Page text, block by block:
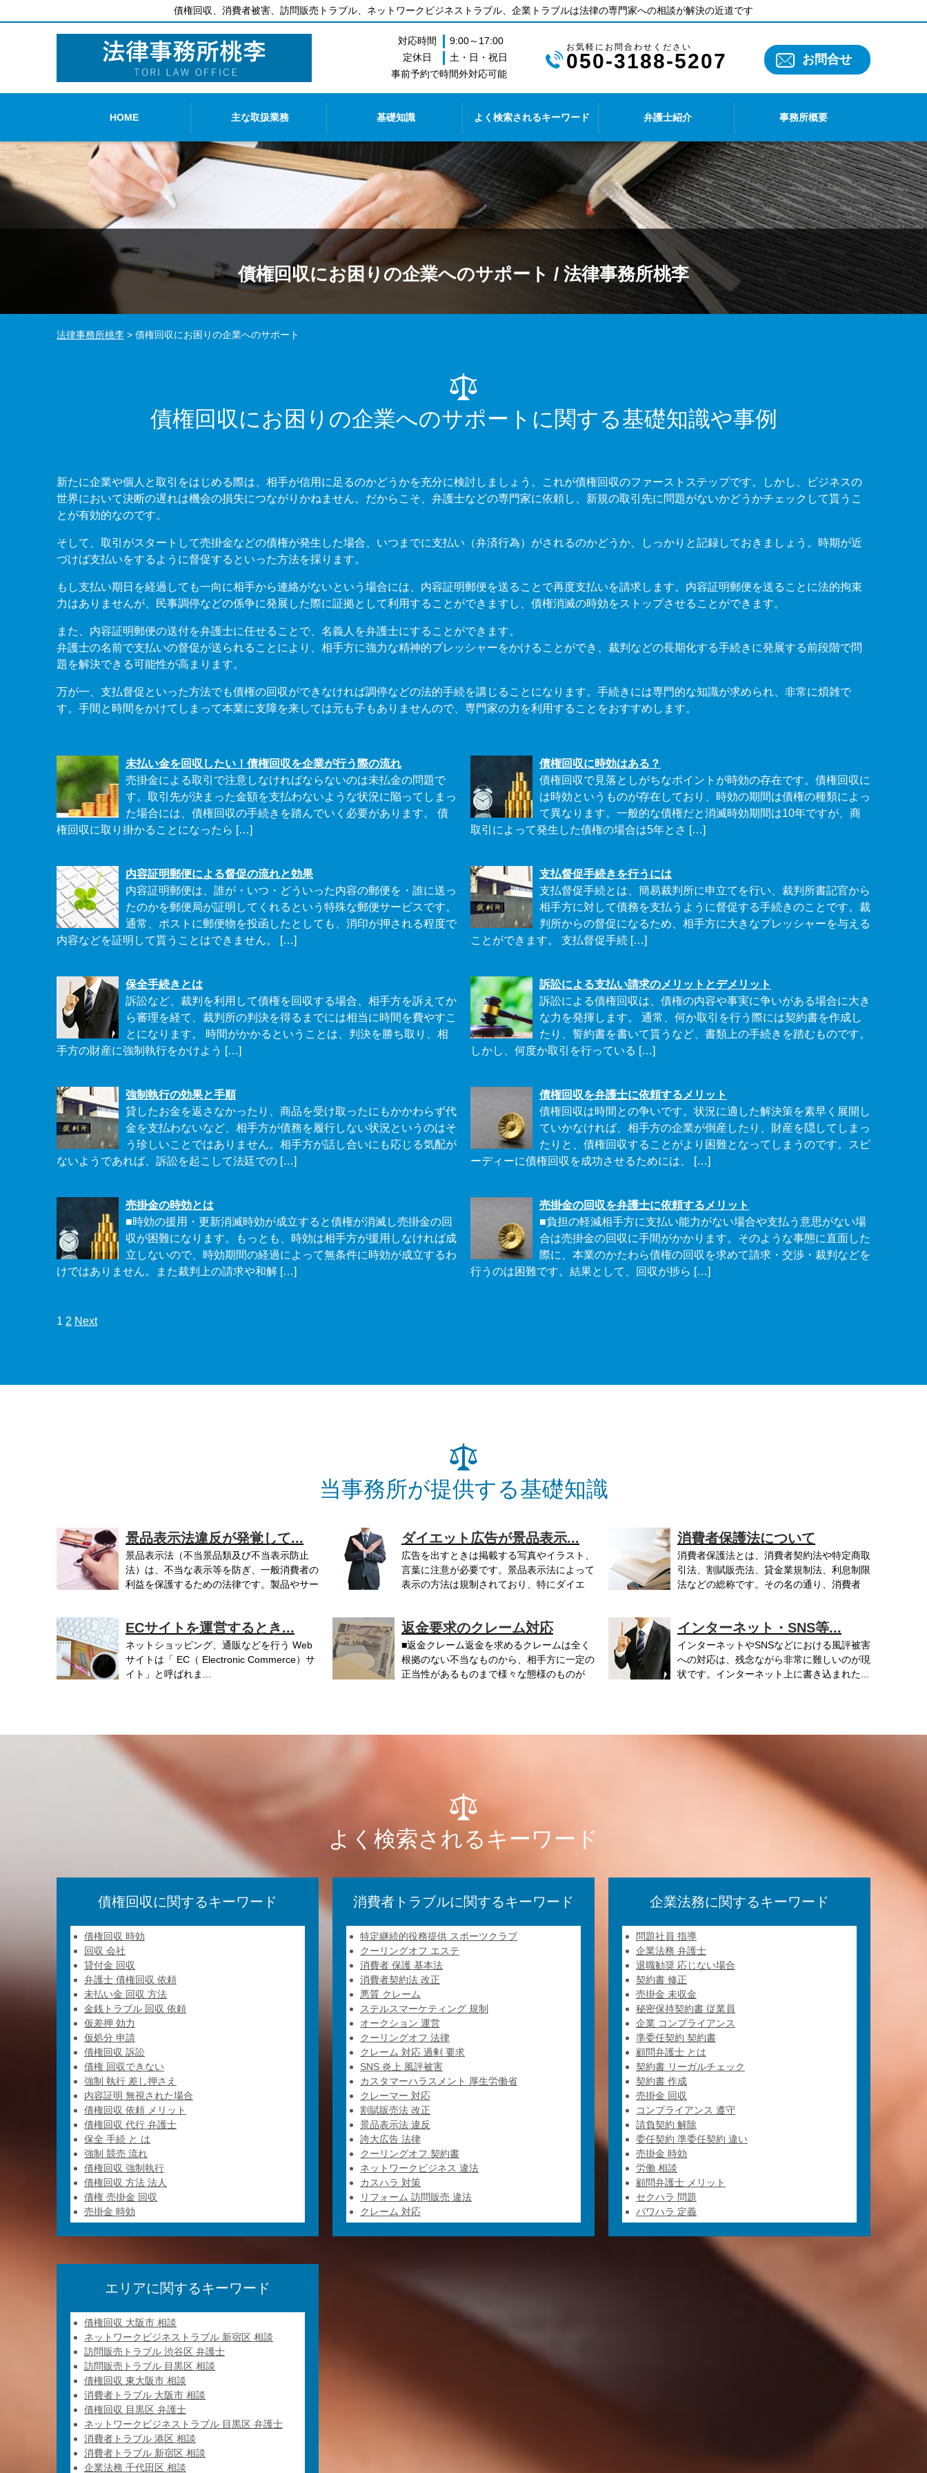
債権回収、消費者被害、訪問販売トラブル、ネットワークビジネストラブル、企業トラブルは法律の専門家への相談が解決の近道です
対応時間
9:00～17:00
定休日
土・日・祝日
事前予約で時間外対応可能
050-3188-5207 お問合せ
HOME 主な取扱業務 基礎知識 よく検索されるキーワード 弁護士紹介 事務所概要
債権回収にお困りの企業へのサポート / 法律事務所桃李
法律事務所桃李 > 債権回収にお困りの企業へのサポート
債権回収にお困りの企業へのサポートに関する基礎知識や事例
新たに企業や個人と取引をはじめる際は、相手が信用に足るのかどうかを充分に検討しましょう。これが債権回収のファーストステップです。しかし、ビジネスの
世界において決断の遅れは機会の損失につながりかねません。だからこそ、弁護士などの専門家に依頼し、新規の取引先に問題がないかどうかチェックして貰うこ
とが有効的なのです。
そして、取引がスタートして売掛金などの債権が発生した場合、いつまでに支払い（弁済行為）がされるのかどうか、しっかりと記録しておきましょう。時期が近
づけば支払いをするように督促するといった方法を採ります。
もし支払い期日を経過しても一向に相手から連絡がないという場合には、内容証明郵便を送ることで再度支払いを請求します。内容証明郵便を送ることに法的拘束
力はありませんが、民事調停などの係争に発展した際に証拠として利用することができますし、債権消滅の時効をストップさせることができます。
また、内容証明郵便の送付を弁護士に任せることで、名義人を弁護士にすることができます。
弁護士の名前で支払いの督促が送られることにより、相手方に強力な精神的プレッシャーをかけることができ、裁判などの長期化する手続きに発展する前段階で問
題を解決できる可能性が高まります。
万が一、支払督促といった方法でも債権の回収ができなければ調停などの法的手続を講じることになります。手続きには専門的な知識が求められ、非常に煩雑で
す。手間と時間をかけてしまって本業に支障を来しては元も子もありませんので、専門家の力を利用することをおすすめします。
未払い金を回収したい！債権回収を企業が行う際の流れ
売掛金による取引で注意しなければならないのは未払金の問題で
す。取引先が決まった金額を支払わないような状況に陥ってしまっ
た場合には、債権回収の手続きを踏んでいく必要があります。 債
権回収に取り掛かることになったら […]
債権回収に時効はある？
債権回収で見落としがちなポイントが時効の存在です。債権回収に
は時効というものが存在しており、時効の期間は債権の種類によっ
て異なります。一般的な債権だと消滅時効期間は10年ですが、商
取引によって発生した債権の場合は5年とさ […]
内容証明郵便による督促の流れと効果
内容証明郵便は、誰が・いつ・どういった内容の郵便を・誰に送っ
たのかを郵便局が証明してくれるという特殊な郵便サービスです。
通常、ポストに郵便物を投函したとしても、消印が押される程度で
内容などを証明して貰うことはできません。 […]
支払督促手続きを行うには
支払督促手続とは、簡易裁判所に申立てを行い、裁判所書記官から
相手方に対して債務を支払うように督促する手続きのことです。裁
判所からの督促になるため、相手方に大きなプレッシャーを与える
ことができます。 支払督促手続 […]
保全手続きとは
訴訟など、裁判を利用して債権を回収する場合、相手方を訴えてか
ら審理を経て、裁判所の判決を得るまでには相当に時間を費やすこ
とになります。 時間がかかるということは、判決を勝ち取り、相
手方の財産に強制執行をかけよう […]
訴訟による支払い請求のメリットとデメリット
訴訟による債権回収は、債権の内容や事実に争いがある場合に大き
な力を発揮します。 通常、何か取引を行う際には契約書を作成し
たり、誓約書を書いて貰うなど、書類上の手続きを踏むものです。
しかし、何度か取引を行っている […]
強制執行の効果と手順
貸したお金を返さなかったり、商品を受け取ったにもかかわらず代
金を支払わないなど、相手方が債務を履行しない状況というのはそ
う珍しいことではありません。相手方が話し合いにも応じる気配が
ないようであれば、訴訟を起こして法廷での […]
債権回収を弁護士に依頼するメリット
債権回収は時間との争いです。状況に適した解決策を素早く展開し
ていかなければ、相手方の企業が倒産したり、財産を隠してしまっ
たりと、債権回収することがより困難となってしまうのです。スピ
ーディーに債権回収を成功させるためには、 […]
売掛金の時効とは
■時効の援用・更新消滅時効が成立すると債権が消滅し売掛金の回
収が困難になります。もっとも、時効は相手方が援用しなければ成
立しないので、時効期間の経過によって無条件に時効が成立するわ
けではありません。また裁判上の請求や和解 […]
売掛金の回収を弁護士に依頼するメリット
■負担の軽減相手方に支払い能力がない場合や支払う意思がない場
合は売掛金の回収に手間がかかります。そのような事態に直面した
際に、本業のかたわら債権の回収を求めて請求・交渉・裁判などを
行うのは困難です。結果として、回収が捗ら […]
1 2 Next
当事務所が提供する基礎知識
景品表示法違反が発覚して...
景品表示法（不当景品類及び不当表示防止
法）は、不当な表示等を防ぎ、一般消費者の
利益を保護するための法律です。製品やサー
ダイエット広告が景品表示...
広告を出すときは掲載する写真やイラスト、
言葉に注意が必要です。景品表示法によって
表示の方法は規制されており、特にダイエ
消費者保護法について
消費者保護法とは、消費者契約法や特定商取
引法、割賦販売法、貸金業規制法、利息制限
法などの総称です。その名の通り、消費者
ECサイトを運営するとき...
ネットショッピング、通販などを行う Web
サイトは「 EC（ Electronic Commerce）サ
イト」と呼ばれま...
返金要求のクレーム対応
■返金クレーム返金を求めるクレームは全く
根拠のない不当なものから、相手方に一定の
正当性があるものまで様々な態様のものが
インターネット・SNS等...
インターネットやSNSなどにおける風評被害
への対応は、残念ながら非常に難しいのが現
状です。インターネット上に書き込まれた...
よく検索されるキーワード
債権回収に関するキーワード
債権回収 時効
回収 会社
貸付金 回収
弁護士 債権回収 依頼
未払い金 回収 方法
金銭トラブル 回収 依頼
仮差押 効力
仮処分 申請
債権回収 訴訟
債権 回収できない
強制 執行 差し押さえ
内容証明 無視された場合
債権回収 依頼 メリット
債権回収 代行 弁護士
保全 手続 と は
強制 競売 流れ
債権回収 強制執行
債権回収 方法 法人
債権 売掛金 回収
売掛金 時効
消費者トラブルに関するキーワード
特定継続的役務提供 スポーツクラブ
クーリングオフ エステ
消費者 保護 基本法
消費者契約法 改正
悪質 クレーム
ステルスマーケティング 規制
オークション 運営
クーリングオフ 法律
クレーム 対応 過剰 要求
SNS 炎上 風評被害
カスタマーハラスメント 厚生労働省
クレーマー 対応
割賦販売法 改正
景品表示法 違反
誇大広告 法律
クーリングオフ 契約書
ネットワークビジネス 違法
カスハラ 対策
リフォーム 訪問販売 違法
クレーム 対応
企業法務に関するキーワード
問題社員 指導
企業法務 弁護士
退職勧奨 応じない場合
契約書 修正
売掛金 未収金
秘密保持契約書 従業員
企業 コンプライアンス
準委任契約 契約書
顧問弁護士 とは
契約書 リーガルチェック
契約書 作成
売掛金 回収
コンプライアンス 遵守
請負契約 解除
委任契約 準委任契約 違い
売掛金 時効
労働 相談
顧問弁護士 メリット
セクハラ 問題
パワハラ 定義
エリアに関するキーワード
債権回収 大阪市 相談
ネットワークビジネストラブル 新宿区 相談
訪問販売トラブル 渋谷区 弁護士
訪問販売トラブル 目黒区 相談
債権回収 東大阪市 相談
消費者トラブル 大阪市 相談
債権回収 目黒区 弁護士
ネットワークビジネストラブル 目黒区 弁護士
消費者トラブル 港区 相談
消費者トラブル 新宿区 相談
企業法務 千代田区 相談